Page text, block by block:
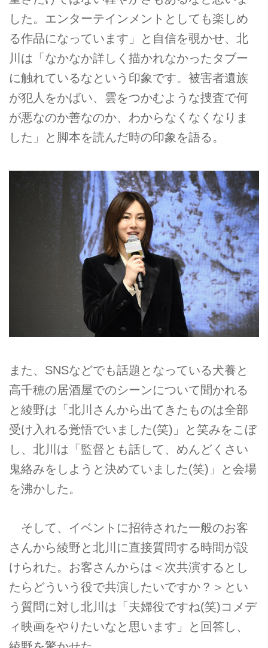
した。エンターテインメントとしても楽しめ
る作品になっています」と自信を覗かせ、北
川は「なかなか詳しく描かれなかったタブー
に触れているなという印象です。被害者遺族
が犯人をかばい、雲をつかむような捜査で何
が悪なのか善なのか、わからなくなくなりま
した」と脚本を読んだ時の印象を語る。
また、SNSなどでも話題となっている犬養と
高千穂の居酒屋でのシーンについて聞かれる
と綾野は「北川さんから出てきたものは全部
受け入れる覚悟でいました(笑)」と笑みをこぼ
し、北川は「監督とも話して、めんどくさい
鬼絡みをしようと決めていました(笑)」と会場
を沸かした。
そして、イベントに招待された一般のお客
さんから綾野と北川に直接質問する時間が設
けられた。お客さんからは＜次共演するとし
たらどういう役で共演したいですか？＞とい
う質問に対し北川は「夫婦役ですね(笑)コメデ
ィ映画をやりたいなと思います」と回答し、